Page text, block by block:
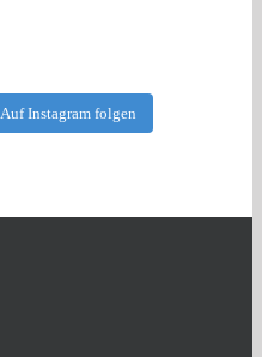
Auf Instagram folgen